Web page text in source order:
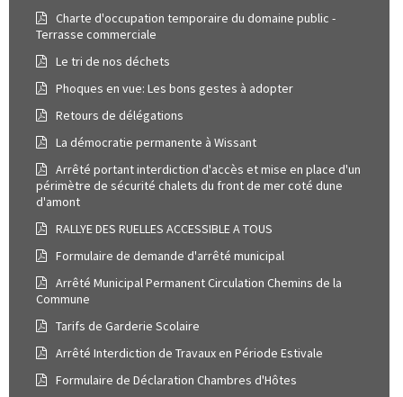
Charte d'occupation temporaire du domaine public -
Terrasse commerciale
Le tri de nos déchets
Phoques en vue: Les bons gestes à adopter
Retours de délégations
La démocratie permanente à Wissant
Arrêté portant interdiction d'accès et mise en place d'un
périmètre de sécurité chalets du front de mer coté dune
d'amont
RALLYE DES RUELLES ACCESSIBLE A TOUS
Formulaire de demande d'arrêté municipal
Arrêté Municipal Permanent Circulation Chemins de la
Commune
Tarifs de Garderie Scolaire
Arrêté Interdiction de Travaux en Période Estivale
Formulaire de Déclaration Chambres d'Hôtes